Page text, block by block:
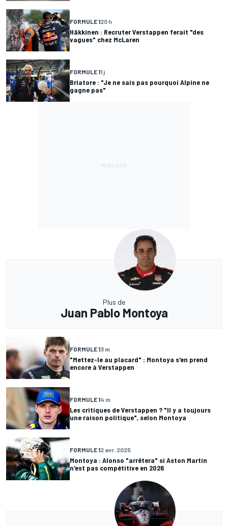
FORMULE 120 h
Häkkinen : Recruter Verstappen ferait "des
vagues" chez McLaren
FORMULE 11 j
Briatore : "Je ne sais pas pourquoi Alpine ne
gagne pas"
Plus de
Juan Pablo Montoya
FORMULE 13 m
"Mettez-le au placard" : Montoya s'en prend
encore à Verstappen
FORMULE 14 m
Les critiques de Verstappen ? "Il y a toujours
une raison politique", selon Montoya
FORMULE 12 avr. 2025
Montoya : Alonso "arrêtera" si Aston Martin
n'est pas compétitive en 2026